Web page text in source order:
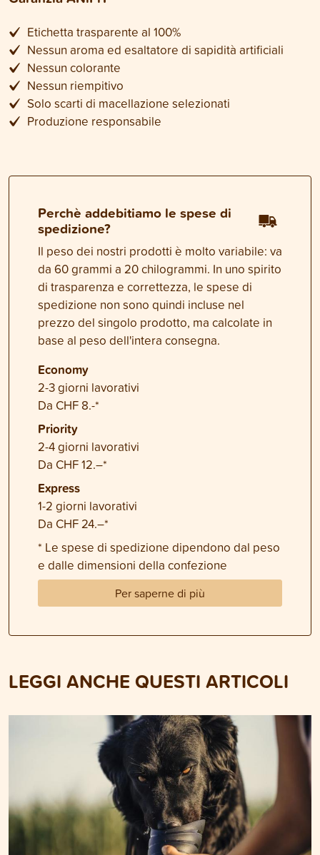
Etichetta trasparente al 100%
Nessun aroma ed esaltatore di sapidità artificiali
Nessun colorante
Nessun riempitivo
Solo scarti di macellazione selezionati
Produzione responsabile
Perchè addebitiamo le spese di
spedizione?
Il peso dei nostri prodotti è molto variabile: va
da 60 grammi a 20 chilogrammi. In uno spirito
di trasparenza e correttezza, le spese di
spedizione non sono quindi incluse nel
prezzo del singolo prodotto, ma calcolate in
base al peso dell'intera consegna.
Economy
2-3 giorni lavorativi
Da CHF 8.-*
Priority
2-4 giorni lavorativi
Da CHF 12.–*
Express
1-2 giorni lavorativi
Da CHF 24.–*
* Le spese di spedizione dipendono dal peso
e dalle dimensioni della confezione
Per saperne di più
LEGGI ANCHE QUESTI ARTICOLI